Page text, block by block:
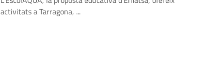
activitats a Tarragona, ...